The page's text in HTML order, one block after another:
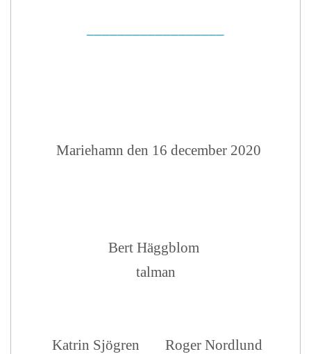
Mariehamn den 16 december 2020
Bert Häggblom
talman
Katrin Sjögren
Roger Nordlund